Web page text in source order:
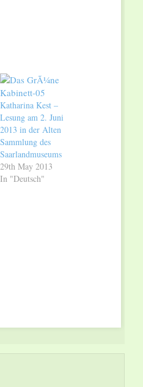
Katharina Kest –
Lesung am 2. Juni
2013 in der Alten
Sammlung des
Saarlandmuseums
29th May 2013
In "Deutsch"